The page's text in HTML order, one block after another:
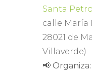
Santa
calle María
28021 de
Villaverde)
📢 Organiza: